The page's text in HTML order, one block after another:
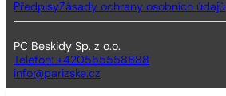
PředpisyZásady ochrany osobních údajů
PC Beskidy Sp. z o.o.
Telefon: +420555558888
info@parizske.cz